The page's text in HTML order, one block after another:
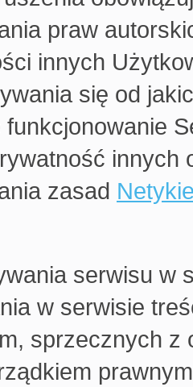
praw
innych
się od
funkcjonowanie
innych
zasad
serwisu w
w serwisie
sprzecznych z